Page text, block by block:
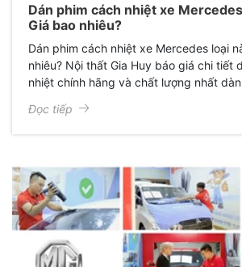
Dán phim cách nhiệt xe
Giá bao nhiêu?
Dán phim cách nhiệt xe Mercedes loại
nhiêu? Nội thất Gia Huy báo giá chi tiết
nhiệt chính hãng và chất lượng nhất
Đọc tiếp